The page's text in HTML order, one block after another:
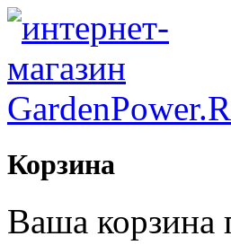
Корзина
Ваша корзина